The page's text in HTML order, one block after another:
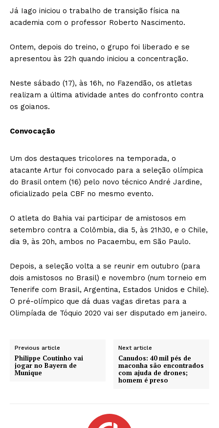
Já Iago iniciou o trabalho de transição física na
academia com o professor Roberto Nascimento.
Ontem, depois do treino, o grupo foi liberado e se
apresentou às 22h quando iniciou a concentração.
Neste sábado (17), às 16h, no Fazendão, os atletas
realizam a última atividade antes do confronto contra
os goianos.
Convocação
Um dos destaques tricolores na temporada, o
atacante Artur foi convocado para a seleção olímpica
do Brasil ontem (16) pelo novo técnico André Jardine,
oficializado pela CBF no mesmo evento.
O atleta do Bahia vai participar de amistosos em
setembro contra a Colômbia, dia 5, às 21h30, e o Chile,
dia 9, às 20h, ambos no Pacaembu, em São Paulo.
Depois, a seleção volta a se reunir em outubro (para
dois amistosos no Brasil) e novembro (num torneio em
Tenerife com Brasil, Argentina, Estados Unidos e Chile).
O pré-olímpico que dá duas vagas diretas para a
Olimpíada de Tóquio 2020 vai ser disputado em janeiro.
Previous article
Philippe Coutinho vai
jogar no Bayern de
Munique
Next article
Canudos: 40 mil pés de
maconha são encontrados
com ajuda de drones;
homem é preso